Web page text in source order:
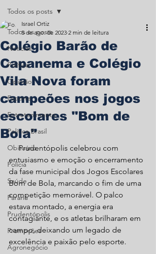
Todos os posts
Notícias
Política
Opinião
Esporte
Entretenimento
Política Brasil
Obituário
Polícia
Saúde
Paraná
Prudentópolis
Promoções
Agronegócio
Todos os posts
Colégio Barão de
Capanema e Colégio
Vila Nova foram
campeões nos jogos
escolares "Bom de
Bola"
Israel Ortiz
5 de ago. de 2023 2 min de leitura
     Prudentópolis celebrou com
entusiasmo e emoção o encerramento
da fase municipal dos Jogos Escolares
Bom de Bola, marcando o fim de uma
competição memorável. O palco
estava montado, a energia era
contagiante, e os atletas brilharam em
campo, deixando um legado de
excelência e paixão pelo esporte.